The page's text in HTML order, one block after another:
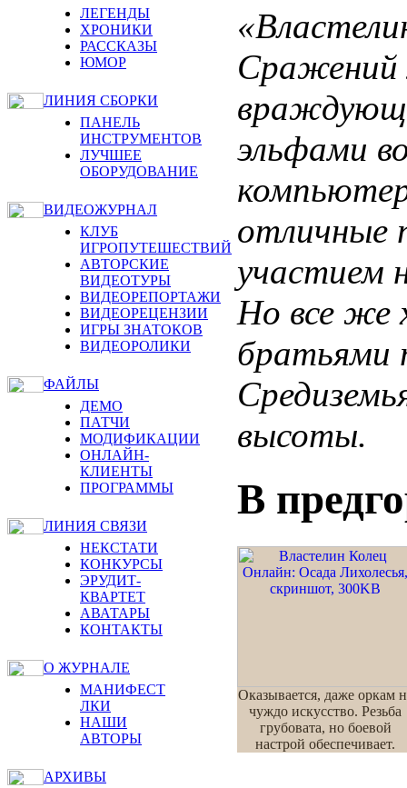
ЛЕГЕНДЫ
ХРОНИКИ
РАССКАЗЫ
ЮМОР
ЛИНИЯ СБОРКИ
ПАНЕЛЬ
ИНСТРУМЕНТОВ
ЛУЧШЕЕ
ОБОРУДОВАНИЕ
ВИДЕОЖУРНАЛ
КЛУБ
ИГРОПУТЕШЕСТВИЙ
АВТОРСКИЕ
ВИДЕОТУРЫ
ВИДЕОРЕПОРТАЖИ
ВИДЕОРЕЦЕНЗИИ
ИГРЫ ЗНАТОКОВ
ВИДЕОРОЛИКИ
ФАЙЛЫ
ДЕМО
ПАТЧИ
МОДИФИКАЦИИ
ОНЛАЙН-
КЛИЕНТЫ
ПРОГРАММЫ
ЛИНИЯ СВЯЗИ
НЕКСТАТИ
КОНКУРСЫ
ЭРУДИТ-
КВАРТЕТ
АВАТАРЫ
КОНТАКТЫ
О ЖУРНАЛЕ
МАНИФЕСТ
ЛКИ
НАШИ
АВТОРЫ
АРХИВЫ
Сражений
эльфами
отличные
участием
Но все же
братьями
высоты.
В
Оказывается, даже оркам
чуждо искусство. Резьба
грубовата, но боевой
настрой обеспечивает.